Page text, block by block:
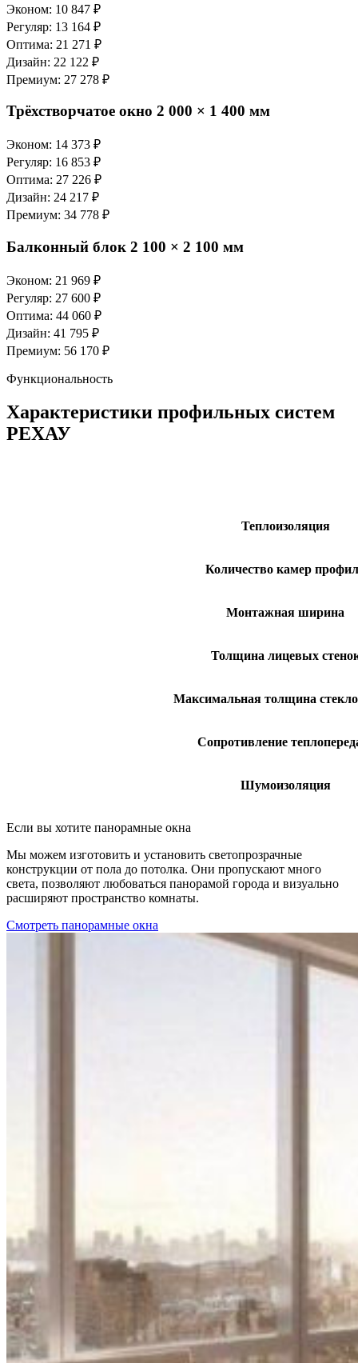
Эконом: 10 847 ₽
Регуляр: 13 164 ₽
Оптима: 21 271 ₽
Дизайн: 22 122 ₽
Премиум: 27 278 ₽
Трёхстворчатое окно 2 000 × 1 400 мм
Эконом: 14 373 ₽
Регуляр: 16 853 ₽
Оптима: 27 226 ₽
Дизайн: 24 217 ₽
Премиум: 34 778 ₽
Балконный блок 2 100 × 2 100 мм
Эконом: 21 969 ₽
Регуляр: 27 600 ₽
Оптима: 44 060 ₽
Дизайн: 41 795 ₽
Премиум: 56 170 ₽
Функциональность
Характеристики профильных систем
РЕХАУ
Теплоизоляция
Количество камер
Монтажная ширина
Толщина лицевых
Максимальная толщина
Сопротивление
Шумоизоляция
Если вы хотите панорамные окна
Мы можем изготовить и установить светопрозрачные
конструкции от пола до потолка. Они пропускают много
света, позволяют любоваться панорамой города и визуально
расширяют пространство комнаты.
Смотреть панорамные окна